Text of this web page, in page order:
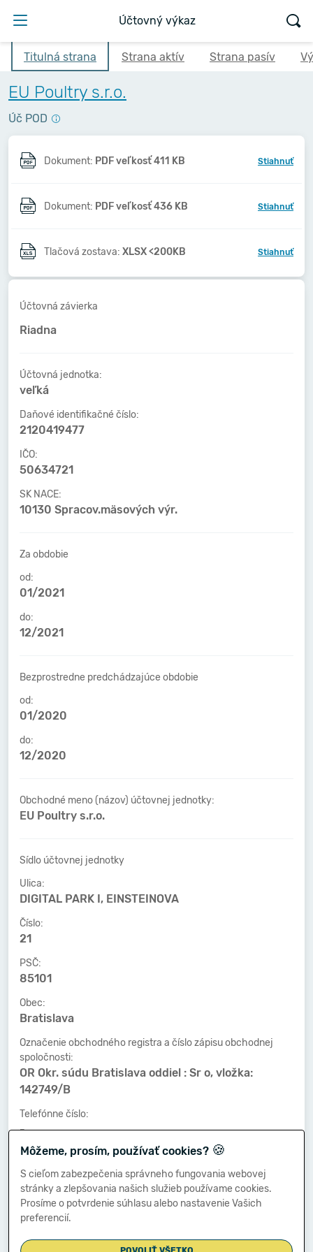
Účtovný výkaz
Titulná strana Strana aktív Strana pasív
EU Poultry s.r.o.
Úč POD
Dokument: PDF veľkosť 411 KB Stiahnuť
Dokument: PDF veľkosť 436 KB Stiahnuť
Tlačová zostava: XLSX <200KB Stiahnuť
Účtovná závierka
Riadna
Účtovná jednotka:
veľká
Daňové identifikačné číslo:
2120419477
IČO:
50634721
SK NACE:
10130 Spracov.mäsových výr.
Za obdobie
od:
01/2021
do:
12/2021
Bezprostredne predchádzajúce obdobie
od:
01/2020
do:
12/2020
Obchodné meno (názov) účtovnej jednotky:
EU Poultry s.r.o.
Sídlo účtovnej jednotky
Ulica:
DIGITAL PARK I, EINSTEINOVA
Číslo:
21
PSČ:
85101
Obec:
Bratislava
Označenie obchodného registra a číslo zápisu obchodnej
spoločnosti:
OR Okr. súdu Bratislava oddiel : Sr o, vložka:
142749/B
Telefónne číslo:
-
Faxové číslo:
-
E-mailová adresa:
-
Môžeme, prosím, používať cookies? 🍪
S cieľom zabezpečenia správneho fungovania webovej
stránky a zlepšovania našich služieb používame cookies.
Prosíme o potvrdenie súhlasu alebo nastavenie Vašich
preferencií.